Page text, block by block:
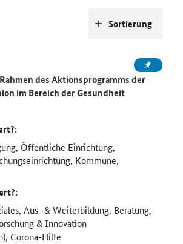
des Aktionsprogramms der
im Bereich der Gesundheit
Öffentliche Einrichtung,
Kommune,
Aus- & Weiterbildung, Beratung,
& Innovation
Corona-Hilfe
Sortierung